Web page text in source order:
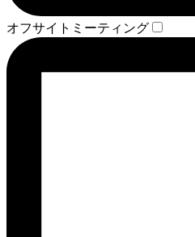
オフサイトミーティング